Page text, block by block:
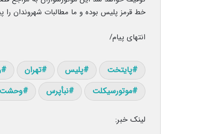
خط قرمز پلیس بوده و ما مطالبات شهروندان را
انتهای پیام/
پایتخت پلیس تهران
موتورسیکلت
نبأپرس وحشت
لینک خبر: